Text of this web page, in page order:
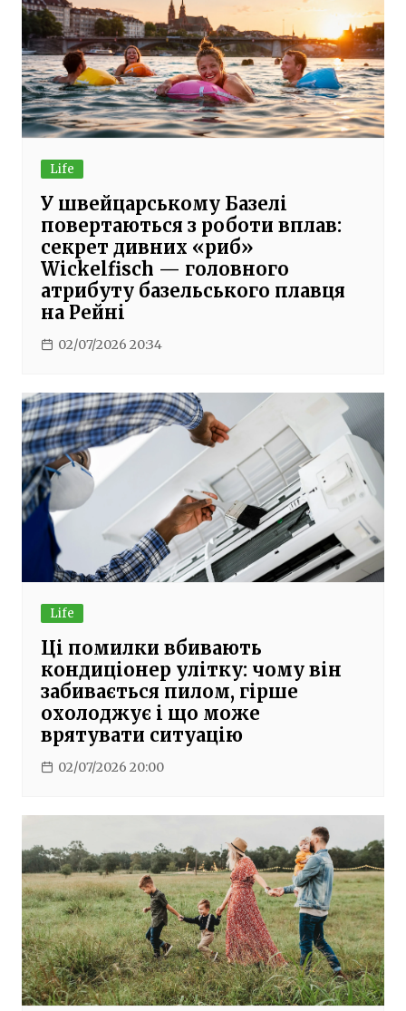
Life
У швейцарському Базелі
повертаються з роботи вплав:
секрет дивних «риб»
Wickelfisch — головного
атрибуту базельського плавця
на Рейні
02/07/2026 20:34
Life
Ці помилки вбивають
кондиціонер улітку: чому він
забивається пилом, гірше
охолоджує і що може
врятувати ситуацію
02/07/2026 20:00